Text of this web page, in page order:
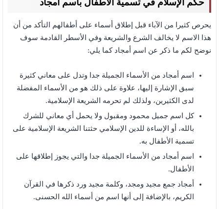
حكم الإسلام في تسمية الأطفال باسم أمجاد
يحرص كثيرا من الآباء قبل إطلاق أسماء على أطفالهم التأكد من أن
هذا الاسم لا يخالف الشرع والشريعة وفي الأسطر القادمة سوف
نوضح لكم ما ذكر عن اسم أمجاد كما يلي:
اسم أمجاد من الأسماء الجميلة جدا وتدل على معاني كثيرة
سبق الإشارة إليها، علاوة على ذلك هو من الأسماء المفضلة
لدى الكثيرين، ولذلك لم تحرمه الشريعة الإسلامية.
كل اسم جميل محمود ومقبول ولا يحمل أي معاني للشرك
بالله، أو الإساءة للدين الإسلامي حثتنا الشريعة الإسلامية على
تسمية الأطفال به.
اسم أمجاد من الأسماء الجميلة جدا والتي يجوز إطلاقها على
الأطفال.
أمجاد جمع مجيد ومجد، وكلمة مجيد ورد ذكرها في القرآن
الكريم، بالإضافة إلى أنها اسم من أسماء الله الحسنى.